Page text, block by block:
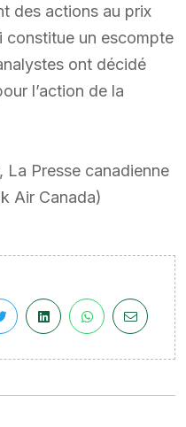
des actions au prix
un escompte
ont décidé
l’action de la
La Presse canadienne
Air Canada)